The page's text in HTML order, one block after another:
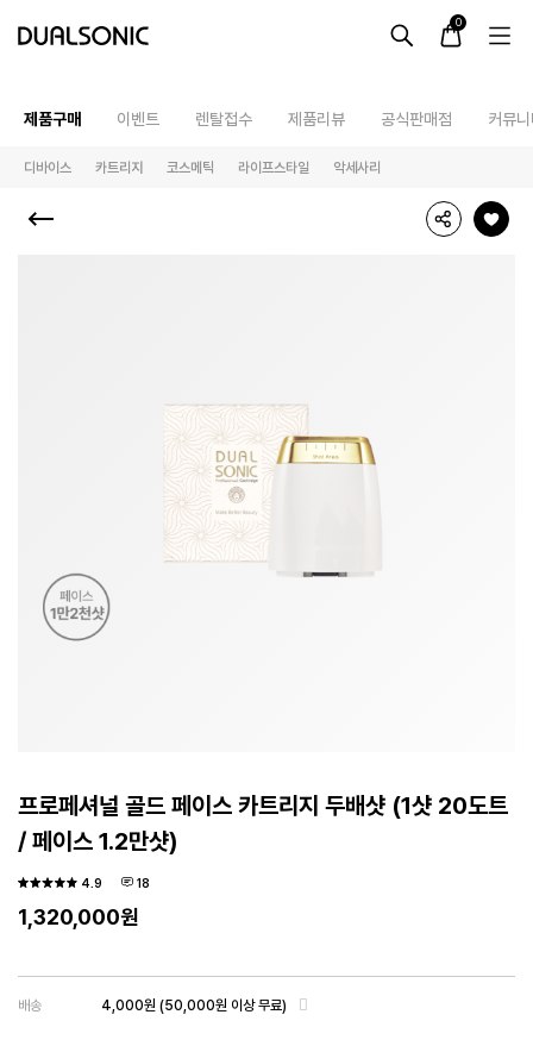
0
제품구매
디바이스 카트리지 코스메틱 라이프스타일 악세사리
이벤트 렌탈접수 제품리뷰 공식판매점 커뮤
프로페셔널 골드 페이스 카트리지 두배샷 (1샷 20도트
/ 페이스 1.2만샷)
1,320,000원
4.9 18
배송 4,000원 (50,000원 이상 무료)